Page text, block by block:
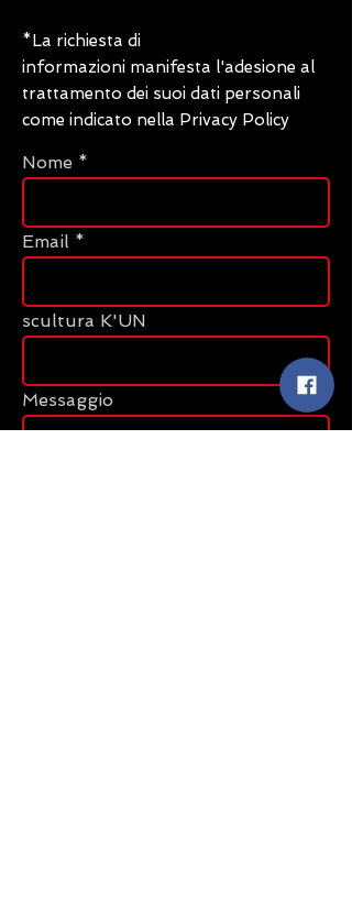
*La richiesta di
informazioni manifesta l'adesione al
trattamento dei suoi dati personali
come indicato nella Privacy Policy
Nome
Email
scultura K'UN
Messaggio